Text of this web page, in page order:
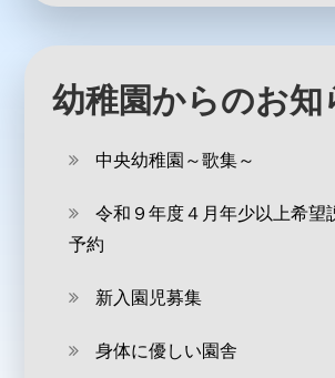
幼稚園からのお知
中央幼稚園～歌集～
令和９年度４月年少以上希望
予約
新入園児募集
身体に優しい園舎